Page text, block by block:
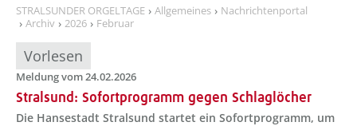
STRALSUNDER ORGELTAGE Allgemeines
Nachrichtenportal
Archiv
2026 Februar
Vorlesen
Meldung vom 24.02.2026
Stralsund: Sofortprogramm gegen Schlaglöcher
Die Hansestadt Stralsund startet ein Sofortprogramm, um